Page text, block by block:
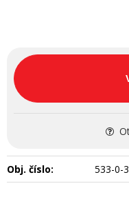
Obj. číslo: 533-0-